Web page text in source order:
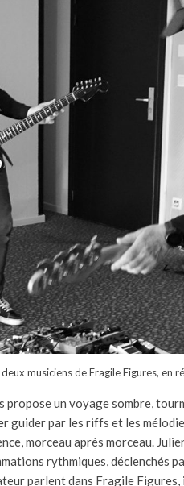
musiciens de Fragile Figures, en
un voyage sombre,
guider par les riffs et les
morceau après morceau.
rythmiques, déclenchés
parlent dans Fragile Figures,